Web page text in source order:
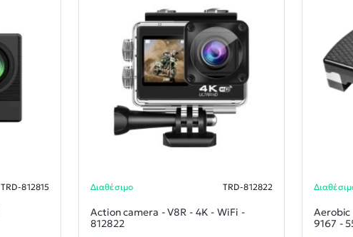
-30%
TRD-812815 -30%
Διαθέσιμο TRD-812822
Action camera - V8R - 4K - WiFi -
812822
Aerobic
9167 -